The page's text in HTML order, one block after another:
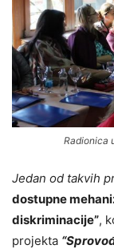
Radionica
Jedan od takvih
dostupne
diskriminacije”,
projekta